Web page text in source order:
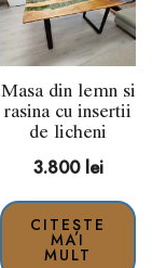
Masa din lemn si
rasina cu insertii
de licheni
3.800 lei
CITEȘTE
MAI
MULT